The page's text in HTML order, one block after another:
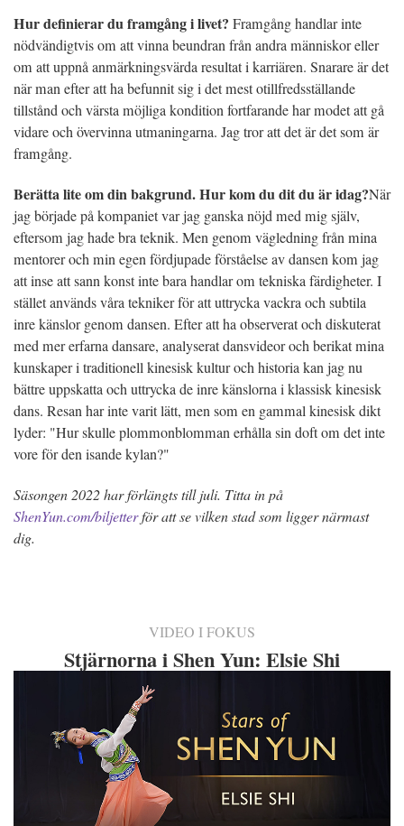
Hur definierar du framgång i livet? Framgång handlar inte
nödvändigtvis om att vinna beundran från andra människor eller
om att uppnå anmärkningsvärda resultat i karriären. Snarare är det
när man efter att ha befunnit sig i det mest otillfredsställande
tillstånd och värsta möjliga kondition fortfarande har modet att gå
vidare och övervinna utmaningarna. Jag tror att det är det som är
framgång.
Berätta lite om din bakgrund. Hur kom du dit du är idag?När
jag började på kompaniet var jag ganska nöjd med mig själv,
eftersom jag hade bra teknik. Men genom vägledning från mina
mentorer och min egen fördjupade förståelse av dansen kom jag
att inse att sann konst inte bara handlar om tekniska färdigheter. I
stället används våra tekniker för att uttrycka vackra och subtila
inre känslor genom dansen. Efter att ha observerat och diskuterat
med mer erfarna dansare, analyserat dansvideor och berikat mina
kunskaper i traditionell kinesisk kultur och historia kan jag nu
bättre uppskatta och uttrycka de inre känslorna i klassisk kinesisk
dans. Resan har inte varit lätt, men som en gammal kinesisk dikt
lyder: "Hur skulle plommonblomman erhålla sin doft om det inte
vore för den isande kylan?"
Säsongen 2022 har förlängts till juli. Titta in på
ShenYun.com/biljetterför att se vilken stad som ligger närmast
dig.
VIDEO I FOKUS
Stjärnorna i Shen Yun: Elsie Shi